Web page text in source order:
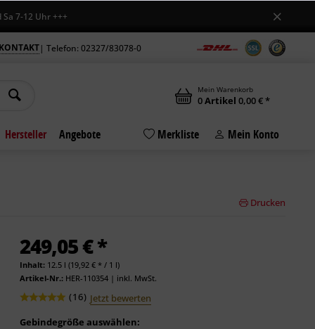
Uhr +++
KONTAKT| Telefon: 02327/83078-0
Mein Warenkorb
0Artikel 0,00 € *
Hersteller Angebote Merkliste Mein Konto
Drucken
249,05 € *
Inhalt: 12.5 l (19,92 € * / 1 l)
Artikel-Nr.: HER-110354| inkl. MwSt.
(16) Jetzt bewerten
Gebindegröße auswählen: